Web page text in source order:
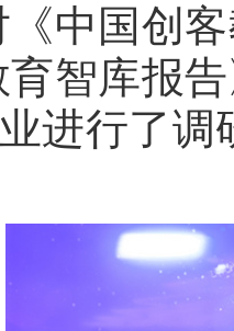
国创客
育智库报
进行了调